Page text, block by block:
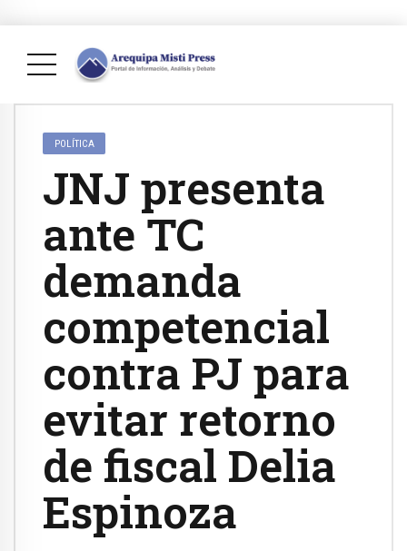
POLÍTICA
JNJ presenta
ante TC
demanda
competencial
contra PJ para
evitar retorno
de fiscal Delia
Espinoza